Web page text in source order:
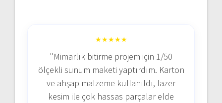
★★★★★
"Mimarlık bitirme projem için 1/50
ölçekli sunum maketi yaptırdım. Karton
ve ahşap malzeme kullanıldı, lazer
kesim ile çok hassas parçalar elde